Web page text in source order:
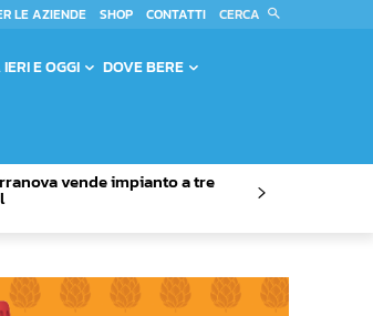
LE AZIENDE SHOP CONTATTI CERCA
E OGGI DOVE BERE
vende impianto a tre